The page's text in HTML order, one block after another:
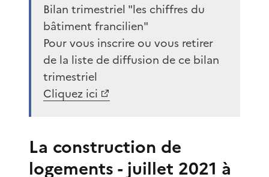
Bilan trimestriel "les chiffres du
bâtiment francilien"
Pour vous inscrire ou vous retirer
de la liste de diffusion de ce bilan
trimestriel
Cliquez ici
La construction de
logements - juillet 2021 à